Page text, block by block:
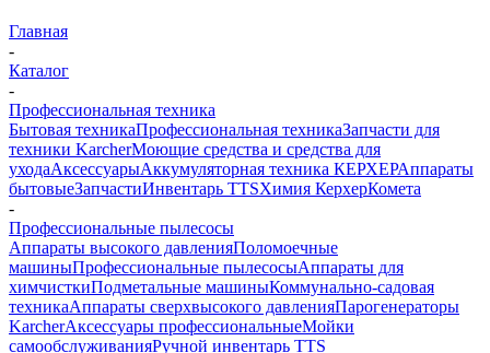
Главная
-
Каталог
-
Профессиональная техника
Бытовая техникаПрофессиональная техникаЗапчасти для
техники KarcherМоющие средства и средства для
уходаАксессуарыАккумуляторная техника КЕРХЕРАппараты
бытовыеЗапчастиИнвентарь TTSХимия КерхерКомета
-
Профессиональные пылесосы
Аппараты высокого давленияПоломоечные
машиныПрофессиональные пылесосыАппараты для
химчисткиПодметальные машиныКоммунально-садовая
техникаАппараты сверхвысокого давленияПарогенераторы
KarcherАксессуары профессиональныеМойки
самообслуживанияРучной инвентарь TTS